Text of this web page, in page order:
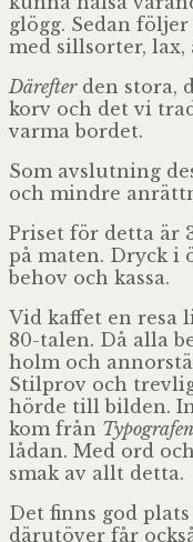
glögg. Sedan
med sill­sor­ter, lax,
Där­ef­terden stora,
korv och det vi
varma bordet.
Som avslut­ning
och mindre
Pri­set för detta är
på maten. Dryck
behov och kassa.
Vid kaf­fet en resa
80-talen. Då alla
holm och
Stil­prov och
hörde till bil­den.
kom från Typo­gra­fen
lå­dan. Med ord
smak av allt detta.
Det finns god
där­ut­ö­ver får